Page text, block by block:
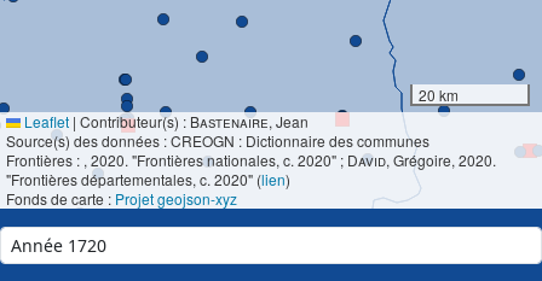
20 km
Leaflet | Contributeur(s) : Bastenaire, Jean
Source(s) des données : CREOGN : Dictionnaire des communes
Frontières : , 2020. "Frontières nationales, c. 2020" ; David, Grégoire, 2020.
"Frontières départementales, c. 2020" (lien)
Fonds de carte : Projet geojson-xyz